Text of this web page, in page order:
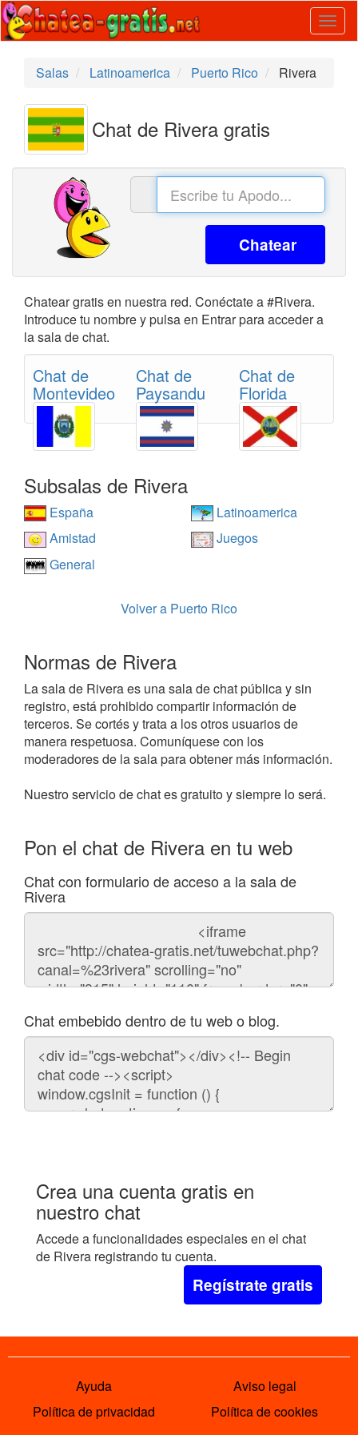
Salas
Latinoamerica Puerto Rico Rivera
Chat de Rivera gratis
Chatear
Chatear gratis en nuestra red. Conéctate a #Rivera.
Introduce tu nombre y pulsa en Entrar para acceder a
la sala de chat.
Chat de
Montevideo
Chat de
Paysandu
Chat de
Florida
Subsalas de Rivera
España
Latinoamerica
Amistad
Juegos
General
Volver a Puerto Rico
Normas de Rivera
La sala de Rivera es una sala de chat pública y sin
registro, está prohibido compartir información de
terceros. Se cortés y trata a los otros usuarios de
manera respetuosa. Comuníquese con los
moderadores de la sala para obtener más información.
Nuestro servicio de chat es gratuito y siempre lo será.
Pon el chat de Rivera en tu web
Chat con formulario de acceso a la sala de
Rivera
Código
chat
Chat embebido dentro de tu web o blog.
Código
para
embeber
chat
Crea una cuenta gratis en
nuestro chat
Accede a funcionalidades especiales en el chat
de Rivera registrando tu cuenta.
Regístrate gratis
Ayuda
Aviso legal
Política de privacidad
Política de cookies